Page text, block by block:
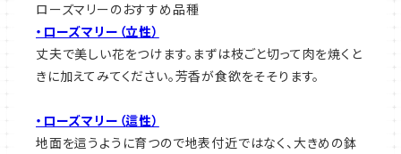
ローズマリーのおすすめ品種
・ローズマリー（立性）
丈夫で美しい花をつけます。まずは枝ごと切って肉を焼くと
きに加えてみてください。芳香が食欲をそそります。
・ローズマリー（這性）
地面を這うように育つので地表付近ではなく、大きめの鉢